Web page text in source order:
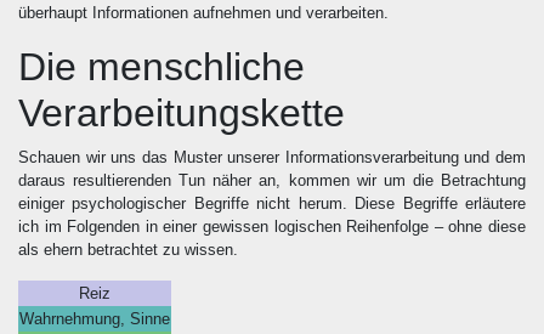
überhaupt Informationen aufnehmen und verarbeiten.
Die menschliche
Verarbeitungskette
Schauen wir uns das Muster unserer Informationsverarbeitung und dem
daraus resultierenden Tun näher an, kommen wir um die Betrachtung
einiger psychologischer Begriffe nicht herum. Diese Begriffe erläutere
ich im Folgenden in einer gewissen logischen Reihenfolge – ohne diese
als ehern betrachtet zu wissen.
Reiz
Wahrnehmung, Sinne